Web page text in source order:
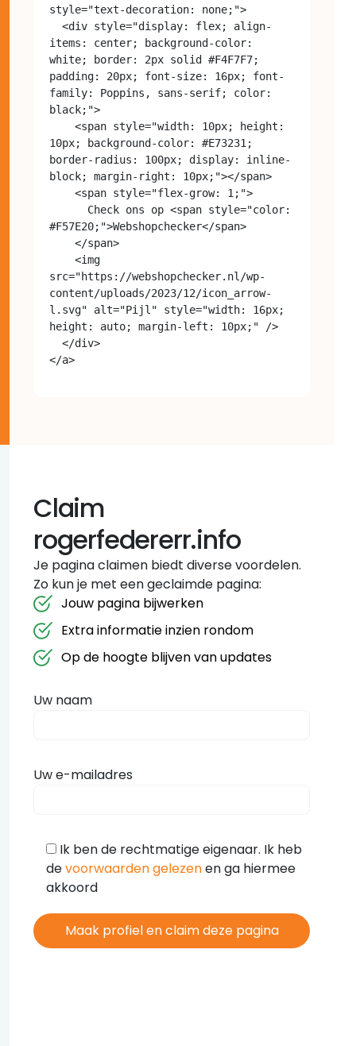
style="text-decoration: none;">
items: center; background-color:
white; border: 2px solid #F4F7F7;
padding: 20px; font-size: 16px; font-
family: Poppins, sans-serif; color:
black;">
10px; background-color: #E73231;
border-radius: 100px; display: inline-
block; margin-right: 10px;"></span>
#F57E20;">Webshopchecker</span>
src="https://webshopchecker.nl/wp-
content/uploads/2023/12/icon_arrow-
l.svg" alt="Pijl" style="width: 16px;
height: auto; margin-left: 10px;" />
Claim
rogerfedererr.info
Je pagina claimen biedt diverse voordelen.
Zo kun je met een geclaimde pagina:
Jouw pagina bijwerken
Extra informatie inzien rondom
Op de hoogte blijven van updates
Uw naam
Uw e-mailadres
Ik ben de rechtmatige eigenaar. Ik heb
devoorwaarden gelezenen ga hiermee
akkoord